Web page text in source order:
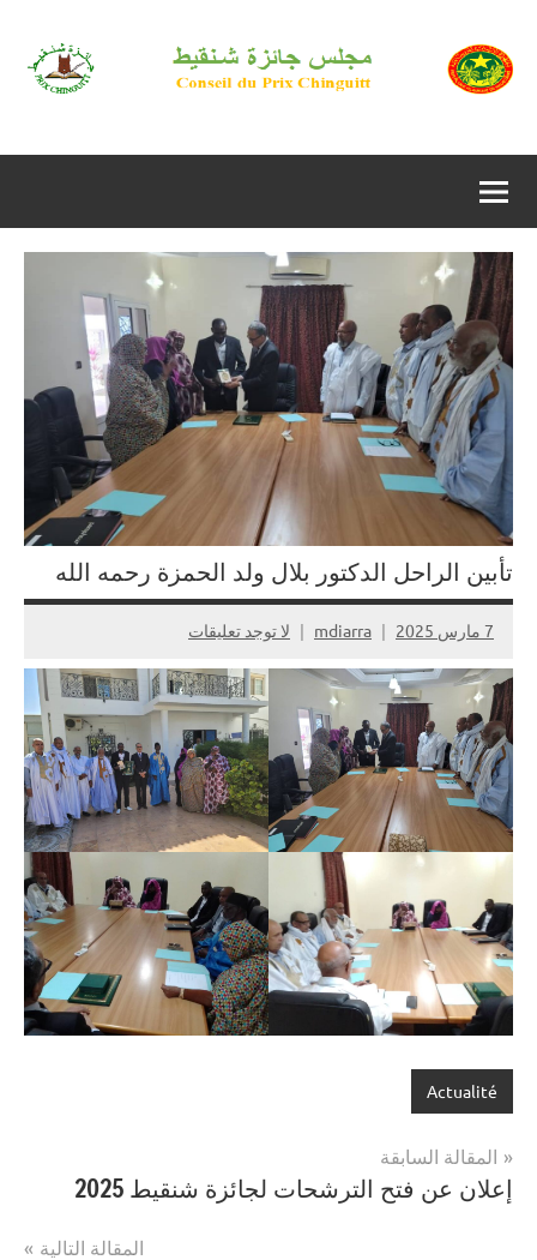
المحتوى
https://prixchinguitt.mr
تأبين الراحل الدكتور بلال ولد الحمزة رحمه الله
7 مارس 2025 mdiarra لا توجد تعليقات
Actualité
تصفّح
المقالات
المقالة السابقة
إعلان عن فتح الترشحات لجائزة شنقيط 2025
المقالة التالية